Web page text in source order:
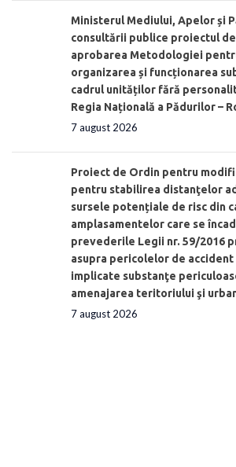
Ministerul Mediului, Apelor și
consultării publice proiectul
aprobarea Metodologiei
organizarea și funcționarea
cadrul unităților fără
Regia Națională a Pădurilor –
7 august 2026
Proiect de Ordin pentru
pentru stabilirea distanţelor
sursele potențiale de risc din
amplasamentelor care se
prevederile Legii nr. 59/2016
asupra pericolelor de accident
implicate substanţe
amenajarea teritoriului şi
7 august 2026